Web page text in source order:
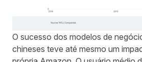
O sucesso dos modelos de
chineses teve até mesmo um